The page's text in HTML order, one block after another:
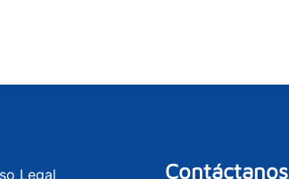
Legal Contáctanos